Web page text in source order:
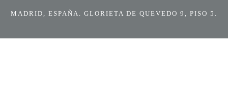
MADRID, ESPAÑA. GLORIETA DE QUEVEDO 9, PISO 5.